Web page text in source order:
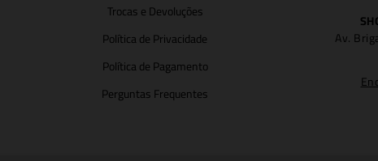
Trocas e Devoluções
Política de Privacidade
Política de Pagamento
Perguntas Frequentes
Av.